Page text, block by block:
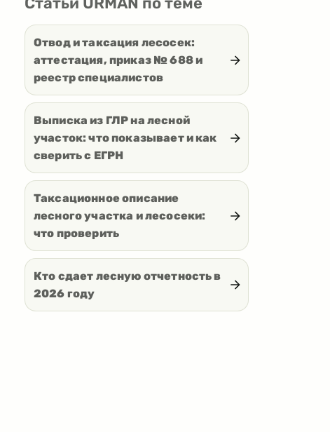
Отвод и таксация лесосек:
аттестация, приказ № 688 и
реестр специалистов
Выписка из ГЛР на лесной
участок: что показывает и как
сверить с ЕГРН
Таксационное описание
лесного участка и лесосеки:
что проверить
Кто сдает лесную отчетность в
2026 году